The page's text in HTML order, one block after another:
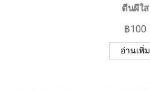
ตีนผีใส
฿100
อ่านเพิ่ม